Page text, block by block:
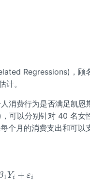
Regressions)，顾
计。
消费行为是否满足凯恩
可以分别针对 40 名女
个月的消费支出和可以
= \alpha_1 +
1Yi + εi